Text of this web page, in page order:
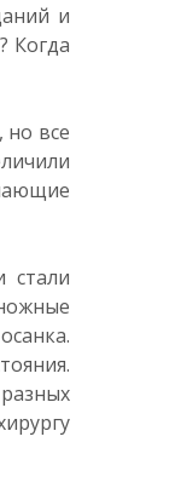
и
Когда
но все
стали